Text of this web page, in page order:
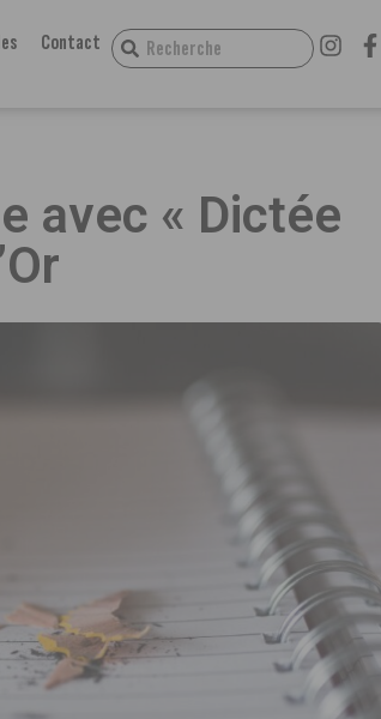
Contact
avec « Dictée